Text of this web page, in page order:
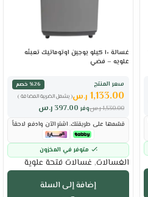
غسالة ١٠ كيلو يوجين اوتوماتيك تعبئه
علويه – فضي
سعر المنتج
٪26 خصم
( يشمل الضريبة المضافة )
1,133.00 ر.س
وفر 397.00 ر.س 1,530.00 ر.س
قسّمها على طريقتك. اشترِ الآن وادفع لاحقاً
متوفر في المخزون
الغسالات, غسالات فتحة علوية
إضافة إلى السلة